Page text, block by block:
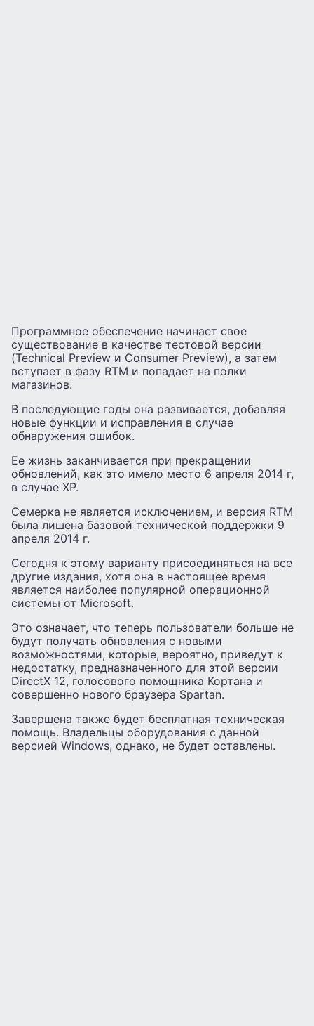
Программное обеспечение начинает свое
существование в качестве тестовой версии
(Technical Preview и Consumer Preview), а затем
вступает в фазу RTM и попадает на полки
магазинов.
В последующие годы она развивается, добавляя
новые функции и исправления в случае
обнаружения ошибок.
Ее жизнь заканчивается при прекращении
обновлений, как это имело место 6 апреля 2014 г,
в случае XP.
Семерка не является исключением, и версия RTM
была лишена базовой технической поддержки 9
апреля 2014 г.
Сегодня к этому варианту присоединяться на все
другие издания, хотя она в настоящее время
является наиболее популярной операционной
системы от Microsoft.
Это означает, что теперь пользователи больше не
будут получать обновления с новыми
возможностями, которые, вероятно, приведут к
недостатку, предназначенного для этой версии
DirectX 12, голосового помощника Кортана и
совершенно нового браузера Spartan.
Завершена также будет бесплатная техническая
помощь. Владельцы оборудования с данной
версией Windows, однако, не будет оставлены.